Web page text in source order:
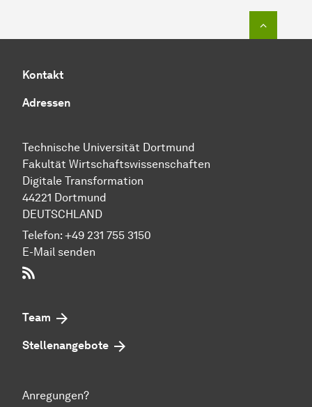
Kontakt
Adressen
Technische Uni­ver­si­tät Dort­mund
Fakultät Wirtschafts­wissen­schaften
Digitale Transformation
44221 Dort­mund
DEUTSCHLAND
Telefon: +49 231 755 3150
E-Mail senden
Team
Stellenangebote
Anregungen?